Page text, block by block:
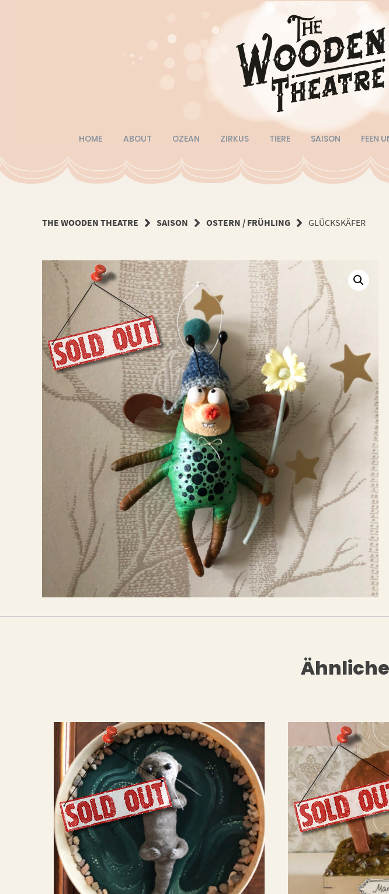
HOME ABOUT OZEAN ZIRKUS TIERE SAISON FEEN
THE WOODEN THEATRE SAISON OSTERN / FRÜHLING GLÜCKSKÄFER